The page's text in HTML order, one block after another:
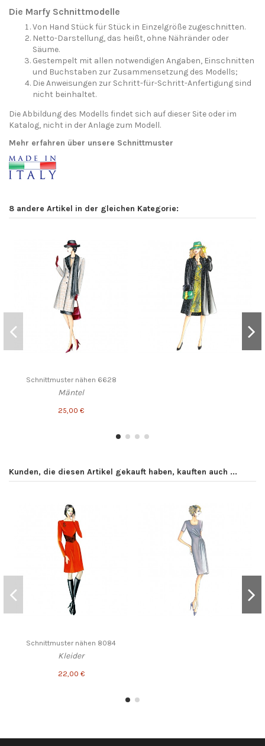
Die Marfy Schnittmodelle
Von Hand Stück für Stück in Einzelgröße zugeschnitten.
Netto-Darstellung, das heißt, ohne Nähränder oder
Säume.
Gestempelt mit allen notwendigen Angaben, Einschnitten
und Buchstaben zur Zusammensetzung des Modells;
Die Anweisungen zur Schritt-für-Schritt-Anfertigung sind
nicht beinhaltet.
Die Abbildung des Modells findet sich auf dieser Site oder im
Katalog, nicht in der Anlage zum Modell.
Mehr erfahren über unsere Schnittmuster
8 andere Artikel in der gleichen Kategorie:
Schnittmuster nähen 6628
Mäntel
25,00 €
Kunden, die diesen Artikel gekauft haben, kauften auch ...
Schnittmuster nähen 8084
Kleider
22,00 €